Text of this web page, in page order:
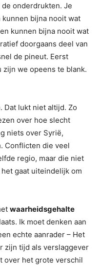
onderdrukten. Je
bijna nooit wat
kunnen bijna nooit wat
doorgaans deel van
de pineut. Eerst
we opeens te blank.
Dat lukt niet altijd. Zo
over hoe slecht
niets over Syrië,
Conflicten die veel
regio, maar die niet
het gaat uiteindelijk om
waarheidsgehalte
Ik moet denken aan
echte aanrader – Het
zijn tijd als verslaggever
over het grote verschil